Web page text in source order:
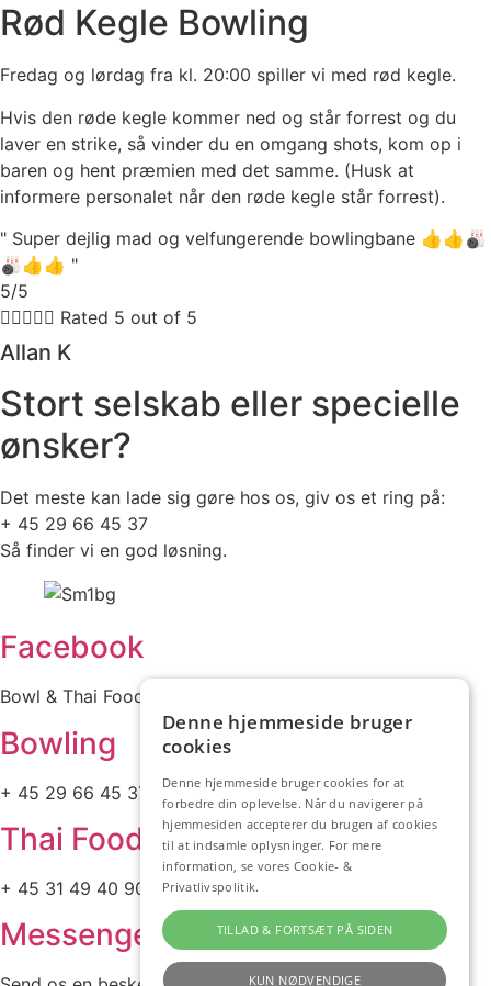
Rød Kegle Bowling
Fredag og lørdag fra kl. 20:00 spiller vi med rød kegle.
Hvis den røde kegle kommer ned og står forrest og du
laver en strike, så vinder du en omgang shots, kom op i
baren og hent præmien med det samme. (Husk at
informere personalet når den røde kegle står forrest).
" Super dejlig mad og velfungerende bowlingbane 👍👍🎳
🎳👍👍 "
5/5
 Rated 5 out of 5
Allan K
Stort selskab eller specielle
ønsker?
Det meste kan lade sig gøre hos os, giv os et ring på:
+ 45 29 66 45 37
Så finder vi en god løsning.
Facebook
Bowl & Thai Food
Bowling
+ 45 29 66 45 37
Thai Food
+ 45 31 49 40 90
Messenger
Denne hjemmeside bruger
cookies
Denne hjemmeside bruger cookies for at
forbedre din oplevelse. Når du navigerer på
hjemmesiden accepterer du brugen af cookies
til at indsamle oplysninger. For mere
information, se vores Cookie- &
Privatlivspolitik.
TILLAD & FORTSÆT PÅ SIDEN
KUN NØDVENDIGE